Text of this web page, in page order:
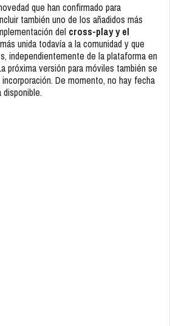
que han confirmado para
también uno de los añadidos más
del cross-play y el
unida todavía a la comunidad y que
independientemente de la plataforma en
próxima versión para móviles también se
De momento, no hay fecha